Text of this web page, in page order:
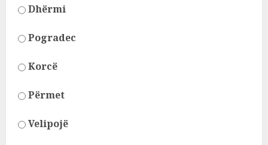
Dhërmi
Pogradec
Korcë
Përmet
Velipojë